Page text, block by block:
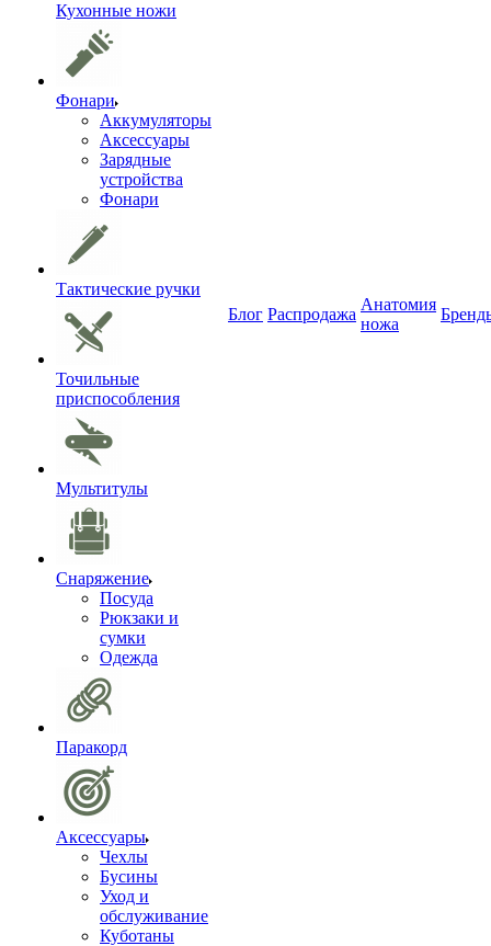
Кухонные ножи
Фонари
Аккумуляторы
Аксессуары
Зарядные
устройства
Фонари
Тактические ручки
Точильные
приспособления
Мультитулы
Снаряжение
Посуда
Рюкзаки и
сумки
Одежда
Паракорд
Аксессуары
Чехлы
Бусины
Уход и
обслуживание
Куботаны
Блог Распродажа
Анатомия
ножа